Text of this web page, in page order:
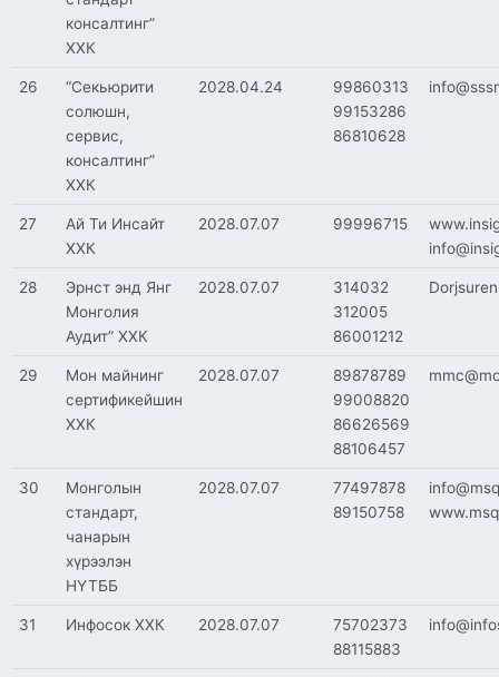
консалтинг”
ХХК
26
“Секьюрити
солюшн,
сервис,
консалтинг”
ХХК
2028.04.24
99860313
99153286
86810628
27
Ай Ти Инсайт
ХХК
2028.07.07 99996715
28
Эрнст энд Янг
Монголия
Аудит” ХХК
2028.07.07
314032
312005
86001212
29
Мон майнинг
сертификейшин
ХХК
2028.07.07
89878789
99008820
86626569
88106457
30
Монголын
стандарт,
чанарын
хүрээлэн
НҮТББ
2028.07.07
77497878
89150758
31 Инфосок ХХК 2028.07.07
75702373
88115883